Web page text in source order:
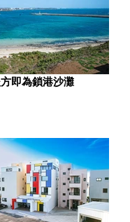
即為鎖港沙灘